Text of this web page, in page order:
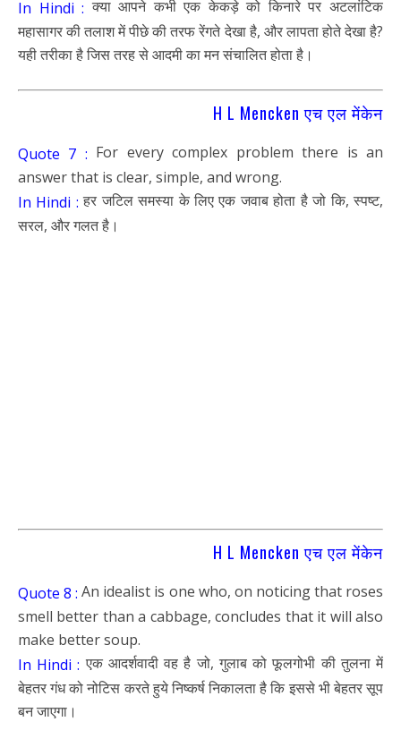
In Hindi : क्या आपने कभी एक केकड़े को किनारे पर अटलांटिक
महासागर की तलाश में पीछे की तरफ रेंगते देखा है, और लापता होते देखा है?
यही तरीका है जिस तरह से आदमी का मन संचालित होता है।
H L Mencken एच एल मेंकेन
Quote 7 : For every complex problem there is an
answer that is clear, simple, and wrong.
In Hindi : हर जटिल समस्या के लिए एक जवाब होता है जो कि, स्पष्ट,
सरल, और गलत है।
H L Mencken एच एल मेंकेन
Quote 8 : An idealist is one who, on noticing that roses
smell better than a cabbage, concludes that it will also
make better soup.
In Hindi : एक आदर्शवादी वह है जो, गुलाब को फूलगोभी की तुलना में
बेहतर गंध को नोटिस करते हुये निष्कर्ष निकालता है कि इससे भी बेहतर सूप
बन जाएगा।